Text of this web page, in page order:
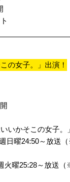
の女子。」出演！
いかそこの女子。」
日曜24:50～放送
火曜25:28～放送